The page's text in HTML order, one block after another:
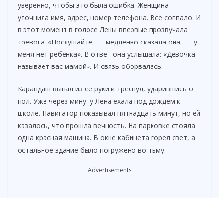
уверенно, чтобы это была ошибка. Женщина
уточнила имя, адрес, номер телефона. Все совпало. И
в этот момент в голосе Лены впервые прозвучала
тревога. «Послушайте, — медленно сказала она, — у
меня нет ребенка». В ответ она услышала: «Девочка
называет вас мамой». И связь оборвалась.
Карандаш выпал из ее руки и треснул, ударившись о
пол. Уже через минуту Лена ехала под дождем к
школе. Навигатор показывал пятнадцать минут, но ей
казалось, что прошла вечность. На парковке стояла
одна красная машина. В окне кабинета горел свет, а
остальное здание было погружено во тьму.
Advertisements